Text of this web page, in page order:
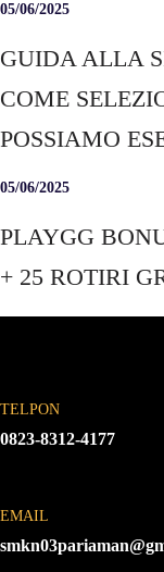
05/06/2025
GUIDA ALLA
COME
POSSIAMO
05/06/2025
PLAYGG
+ 25 ROTIRI
TELPON
0823-8312-4177
EMAIL